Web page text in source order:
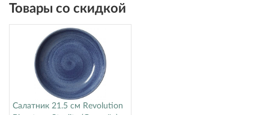
Товары со скидкой
Салатник 21.5 см Revolution